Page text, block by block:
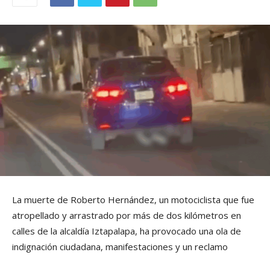
La muerte de Roberto Hernández, un motociclista que fue
atropellado y arrastrado por más de dos kilómetros en
calles de la alcaldía Iztapalapa, ha provocado una ola de
indignación ciudadana, manifestaciones y un reclamo